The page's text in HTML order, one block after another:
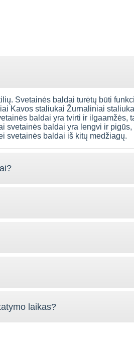
Svetainės baldai turėtų būti
Kavos staliukai Žurnaliniai
baldai yra tvirti ir
svetainės baldai yra lengvi ir
svetainės baldai iš kitų medžiagų.
laikas?